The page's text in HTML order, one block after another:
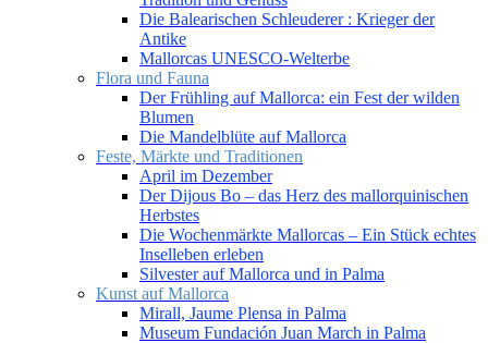
Die Balearischen Schleuderer : Krieger der
Antike
Mallorcas UNESCO-Welterbe
Flora und Fauna
Der Frühling auf Mallorca: ein Fest der wilden
Blumen
Die Mandelblüte auf Mallorca
Feste, Märkte und Traditionen
April im Dezember
Der Dijous Bo – das Herz des mallorquinischen
Herbstes
Die Wochenmärkte Mallorcas – Ein Stück echtes
Inselleben erleben
Silvester auf Mallorca und in Palma
Kunst auf Mallorca
Mirall, Jaume Plensa in Palma
Museum Fundación Juan March in Palma